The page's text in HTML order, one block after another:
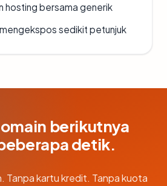
hosting bersama generik
sedikit petunjuk
berikutnya
detik.
Tanpa kartu kredit. Tanpa kuota